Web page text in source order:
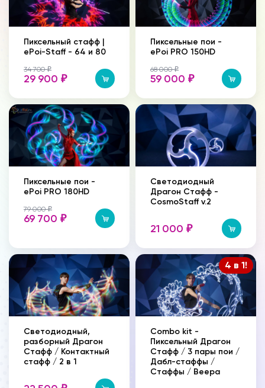
Пиксельный стафф |
ePoi-Staff - 64 и 80
34 700₽
29 900 ₽
Пиксельные пои -
ePoi PRO 150HD
68 000₽
59 000 ₽
Пиксельные пои -
ePoi PRO 180HD
79 000₽
69 700 ₽
Светодиодный
Драгон Стафф -
CosmoStaff v.2
21 000 ₽
Светодиодный,
разборный Драгон
Стафф / Контактный
стафф / 2 в 1
4 в 1!
Combo kit -
Пиксельный Драгон
Стафф / 3 пары пои /
Дабл-стаффы /
Стаффы / Веера